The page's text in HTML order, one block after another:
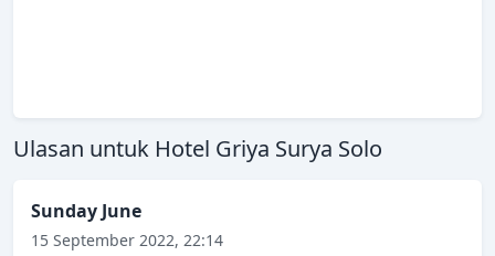
Ulasan untuk Hotel Griya Surya Solo
Sunday June
15 September 2022, 22:14